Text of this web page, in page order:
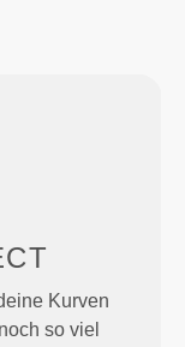
Kurven
so viel